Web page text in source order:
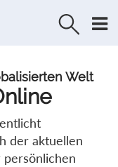
Welt
der aktuellen
persönlichen